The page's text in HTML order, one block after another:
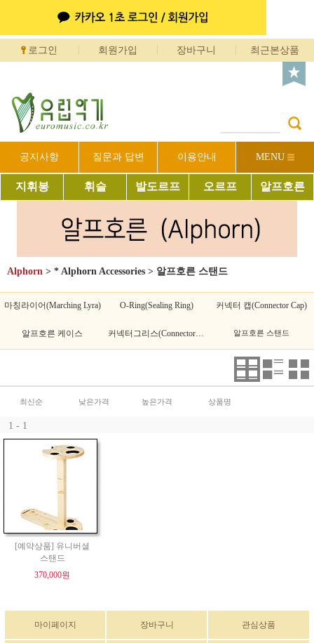
로그인 회원가입 장바구니 최근본상품
공지사항 질문과 답변 이용안내 MENU
지휘봉 휘슬 발도르프 오르프 알프호른
Alphorn > * Alphorn Accessories > 알프호른 스탠드
마칭라이어(Marching Lyra) O-Ring(Sealing Ring) 커넥터 캡(Connector Cap)
알프호른 케이스 커넥터그리스(Connector Grease) 알프호른 스탠드
최신순 낮은가격 높은가격 상품명
1 - 1
[예약상품] 유니버셜
스탠드
370,000원
마이페이지 장바구니 관심상품